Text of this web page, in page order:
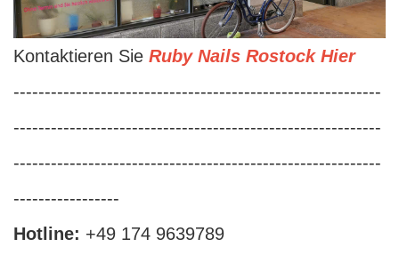
Kontaktieren Sie Ruby Nails Rostock Hier
-----------------------------------------------------------
-----------------------------------------------------------
-----------------------------------------------------------
-----------------
Hotline: +49 174 9639789